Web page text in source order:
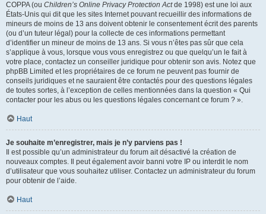
COPPA (ou Children’s Online Privacy Protection Actde 1998) est une loi aux
États-Unis qui dit que les sites Internet pouvant recueillir des informations de
mineurs de moins de 13 ans doivent obtenir le consentement écrit des parents
(ou d’un tuteur légal) pour la collecte de ces informations permettant
d’identifier un mineur de moins de 13 ans. Si vous n’êtes pas sûr que cela
s’applique à vous, lorsque vous vous enregistrez ou que quelqu’un le fait à
votre place, contactez un conseiller juridique pour obtenir son avis. Notez que
phpBB Limited et les propriétaires de ce forum ne peuvent pas fournir de
conseils juridiques et ne sauraient être contactés pour des questions légales
de toutes sortes, à l’exception de celles mentionnées dans la question « Qui
contacter pour les abus ou les questions légales concernant ce forum ? ».
Haut
Je souhaite m’enregistrer, mais je n’y parviens pas !
Il est possible qu’un administrateur du forum ait désactivé la création de
nouveaux comptes. Il peut également avoir banni votre IP ou interdit le nom
d’utilisateur que vous souhaitez utiliser. Contactez un administrateur du forum
pour obtenir de l’aide.
Haut